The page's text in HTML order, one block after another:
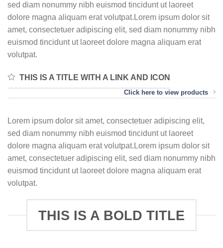
sed diam nonummy nibh euismod tincidunt ut laoreet
dolore magna aliquam erat volutpat.Lorem ipsum dolor sit
amet, consectetuer adipiscing elit, sed diam nonummy nibh
euismod tincidunt ut laoreet dolore magna aliquam erat
volutpat.
THIS IS A TITLE WITH A LINK AND ICON
Click here to view products
Lorem ipsum dolor sit amet, consectetuer adipiscing elit,
sed diam nonummy nibh euismod tincidunt ut laoreet
dolore magna aliquam erat volutpat.Lorem ipsum dolor sit
amet, consectetuer adipiscing elit, sed diam nonummy nibh
euismod tincidunt ut laoreet dolore magna aliquam erat
volutpat.
THIS IS A BOLD TITLE